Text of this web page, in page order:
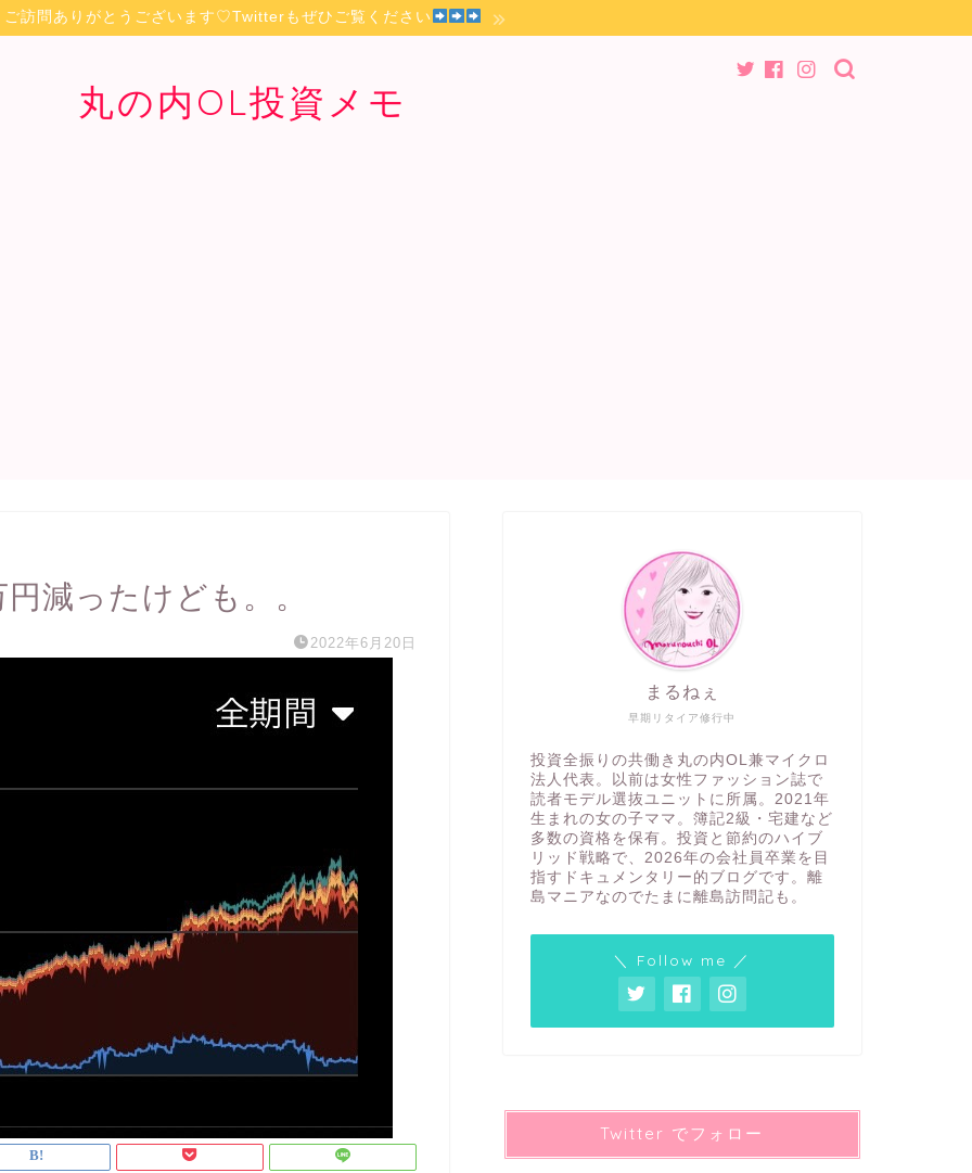
ご訪問ありがとうございます♡Twitterもぜひご覧ください
丸の内OL投資メモ
減ったけども。。
2022年6月20日
早期リタイア修行中
まるねぇ
投資全振りの共働き丸の内OL兼マイクロ
法人代表。以前は女性ファッション誌で
読者モデル選抜ユニットに所属。2021年
生まれの女の子ママ。簿記2級・宅建など
多数の資格を保有。投資と節約のハイブ
リッド戦略で、2026年の会社員卒業を目
指すドキュメンタリー的ブログです。離
島マニアなのでたまに離島訪問記も。
＼ Follow me ／
Twitter でフォロー